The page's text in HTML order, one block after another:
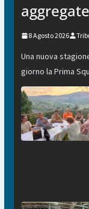
8 Agosto 2026
Una nuova
giorno la Prima